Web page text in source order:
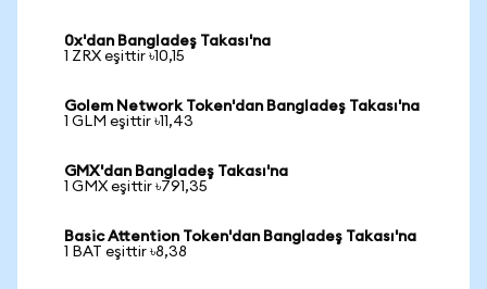
0x'dan Bangladeş Takası'na
1 ZRX eşittir ৳10,15
Golem Network Token'dan Bangladeş Takası'na
1 GLM eşittir ৳11,43
GMX'dan Bangladeş Takası'na
1 GMX eşittir ৳791,35
Basic Attention Token'dan Bangladeş Takası'na
1 BAT eşittir ৳8,38